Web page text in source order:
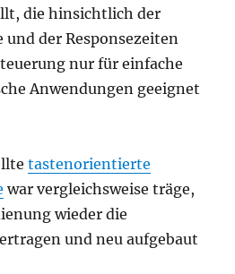
die hinsichtlich der
der Responsezeiten
nur für einfache
Anwendungen geeignet
tastenorientierte
war vergleichsweise träge,
wieder die
und neu aufgebaut